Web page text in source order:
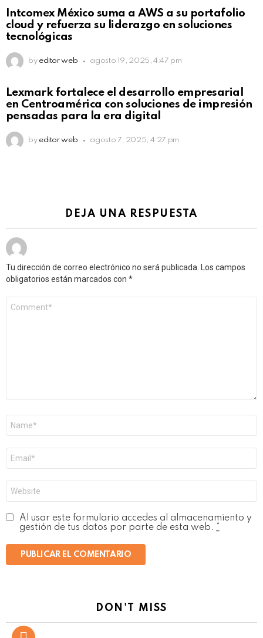
Intcomex México suma a AWS a su portafolio
cloud y refuerza su liderazgo en soluciones
tecnológicas
by editor web agosto 19, 2025, 4:47 pm
Lexmark fortalece el desarrollo empresarial
en Centroamérica con soluciones de impresión
pensadas para la era digital
by editor web agosto 7, 2025, 4:27 pm
DEJA UNA RESPUESTA
Tu dirección de correo electrónico no será publicada.
Los campos
obligatorios están marcados con *
electrónico
*
Al usar este formulario accedes al almacenamiento y
gestión de tus datos por parte de esta web.
DON'T MISS